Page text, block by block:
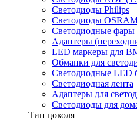
Светодиоды Philips
Светодиоды
Светодиодные фары
Адаптеры
LED маркеры для
Обманки для
Светодиодные LED
Светодиодная лента
Адаптеры для
Светодиоды для
Тип цоколя